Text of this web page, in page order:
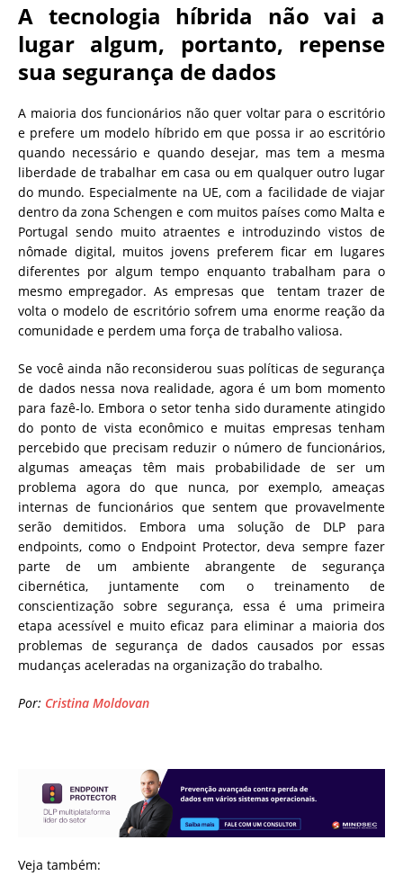
A tecnologia híbrida não vai a
lugar algum, portanto, repense
sua segurança de dados
A maioria dos funcionários não quer voltar para o escritório
e prefere um modelo híbrido em que possa ir ao escritório
quando necessário e quando desejar, mas tem a mesma
liberdade de trabalhar em casa ou em qualquer outro lugar
do mundo. Especialmente na UE, com a facilidade de viajar
dentro da zona Schengen e com muitos países como Malta e
Portugal sendo muito atraentes e introduzindo vistos de
nômade digital, muitos jovens preferem ficar em lugares
diferentes por algum tempo enquanto trabalham para o
mesmo empregador. As empresas que tentam trazer de
volta o modelo de escritório sofrem uma enorme reação da
comunidade e perdem uma força de trabalho valiosa.
Se você ainda não reconsiderou suas políticas de segurança
de dados nessa nova realidade, agora é um bom momento
para fazê-lo. Embora o setor tenha sido duramente atingido
do ponto de vista econômico e muitas empresas tenham
percebido que precisam reduzir o número de funcionários,
algumas ameaças têm mais probabilidade de ser um
problema agora do que nunca, por exemplo, ameaças
internas de funcionários que sentem que provavelmente
serão demitidos. Embora uma solução de DLP para
endpoints, como o Endpoint Protector, deva sempre fazer
parte de um ambiente abrangente de segurança
cibernética, juntamente com o treinamento de
conscientização sobre segurança, essa é uma primeira
etapa acessível e muito eficaz para eliminar a maioria dos
problemas de segurança de dados causados por essas
mudanças aceleradas na organização do trabalho.
Por: Cristina Moldovan
Veja também: